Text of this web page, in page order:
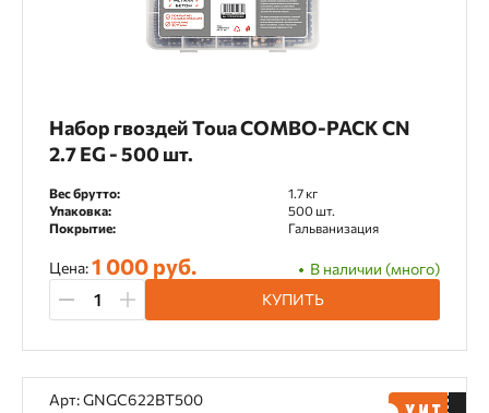
Набор гвоздей Toua COMBO-PACK CN
2.7 EG - 500 шт.
Вес брутто:
1.7 кг
Упаковка:
500 шт.
Покрытие:
Гальванизация
Цена:1 000 руб.
В наличии (много)
КУПИТЬ
Арт: GNGC622BT500